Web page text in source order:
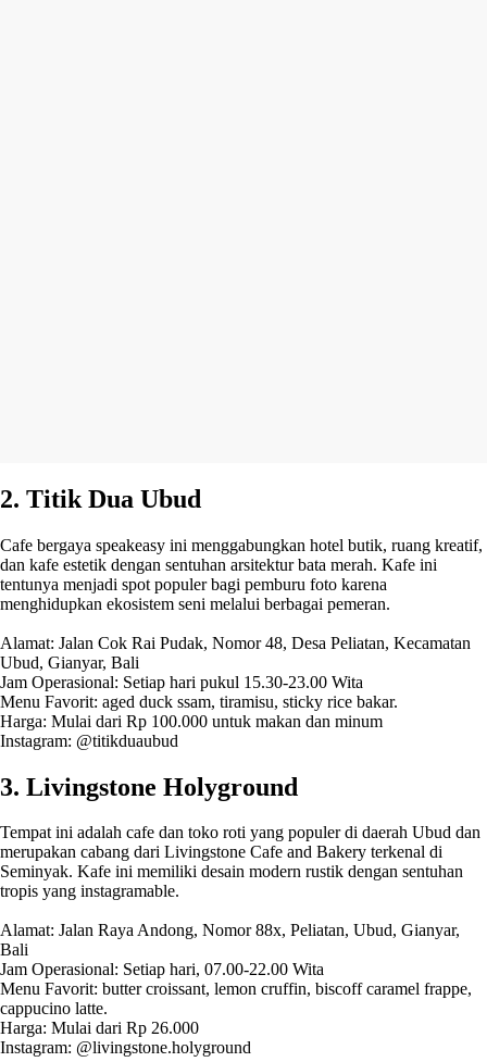
2. Titik Dua Ubud
Cafe bergaya speakeasy ini menggabungkan hotel butik, ruang kreatif,
dan kafe estetik dengan sentuhan arsitektur bata merah. Kafe ini
tentunya menjadi spot populer bagi pemburu foto karena
menghidupkan ekosistem seni melalui berbagai pemeran.
Alamat: Jalan Cok Rai Pudak, Nomor 48, Desa Peliatan, Kecamatan
Ubud, Gianyar, Bali
Jam Operasional: Setiap hari pukul 15.30-23.00 Wita
Menu Favorit: aged duck ssam, tiramisu, sticky rice bakar.
Harga: Mulai dari Rp 100.000 untuk makan dan minum
Instagram: @titikduaubud
3. Livingstone Holyground
Tempat ini adalah cafe dan toko roti yang populer di daerah Ubud dan
merupakan cabang dari Livingstone Cafe and Bakery terkenal di
Seminyak. Kafe ini memiliki desain modern rustik dengan sentuhan
tropis yang instagramable.
Alamat: Jalan Raya Andong, Nomor 88x, Peliatan, Ubud, Gianyar,
Bali
Jam Operasional: Setiap hari, 07.00-22.00 Wita
Menu Favorit: butter croissant, lemon cruffin, biscoff caramel frappe,
cappucino latte.
Harga: Mulai dari Rp 26.000
Instagram: @livingstone.holyground